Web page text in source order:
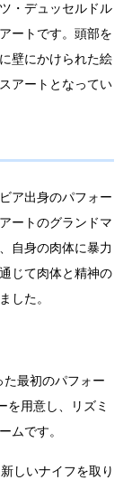
・デュッセルドル
ートです。頭部を
壁にかけられた絵
アートとなってい
ア出身のパフォー
ートのグランドマ
自身の肉体に暴力
じて肉体と精神の
した。
た最初のパフォー
を用意し、リズミ
ムです。
しいナイフを取り